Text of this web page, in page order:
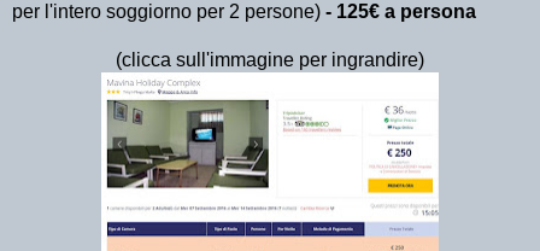
per l'intero soggiorno per 2 persone) - 125€ a persona
(clicca sull'immagine per ingrandire)